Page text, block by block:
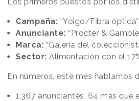
Los primeros puestos por los
Campaña: “Yoigo/Fibra óptica”
Anunciante: “Procter & Gamble
Marca: “Galería del
Sector: Alimentación con el
En números, este mes hablamos
1.367 anunciantes, 64 más